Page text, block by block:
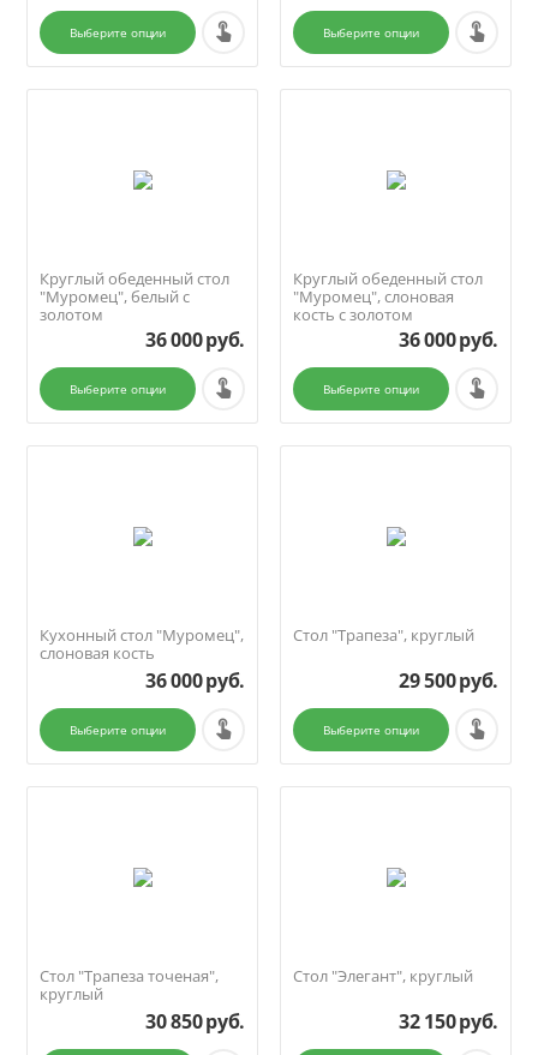
Выберите опции Выберите опции
Круглый обеденный стол
"Муромец", белый с
золотом
36 000руб.
Выберите опции
Круглый обеденный стол
"Муромец", слоновая
кость с золотом
36 000руб.
Выберите опции
Кухонный стол "Муромец",
слоновая кость
36 000руб.
Выберите опции
Стол "Трапеза", круглый
29 500руб.
Выберите опции
Стол "Трапеза точеная",
круглый
30 850руб.
Стол "Элегант", круглый
32 150руб.